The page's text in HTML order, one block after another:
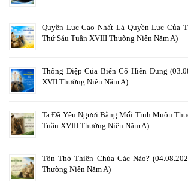
Quyền Lực Cao Nhất Là Quyền Lực Của
Thứ Sáu Tuần XVIII Thường Niên Năm A)
Thông Điệp Của Biến Cố Hiển Dung
XVII Thường Niên Năm A)
Ta Đã Yêu Ngươi Bằng Mối Tình Muôn
Tuần XVIII Thường Niên Năm A)
Tôn Thờ Thiên Chúa Các Nào?
Thường Niên Năm A)